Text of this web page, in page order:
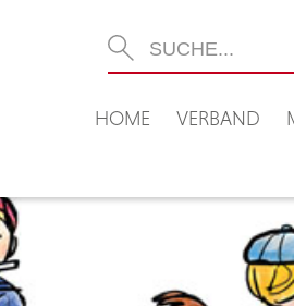
HOME VERBAND